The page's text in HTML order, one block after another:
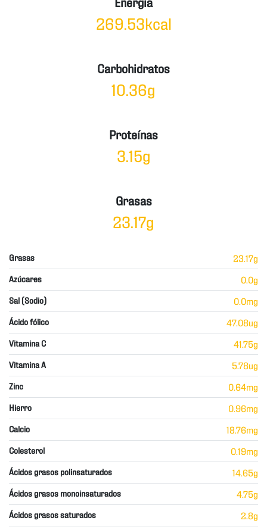
269.53kcal
Carbohidratos
10.36g
Proteínas
3.15g
Grasas
23.17g
Grasas 23.17g
Azúcares 0.0g
Sal (Sodio) 0.0mg
Ácido fólico 47.08ug
Vitamina C 41.75g
Vitamina A 5.78ug
Zinc 0.64mg
Hierro 0.96mg
Calcio 18.76mg
Colesterol 0.19mg
Ácidos grasos polinsaturados 14.65g
Ácidos grasos monoinsaturados 4.75g
Ácidos grasos saturados 2.8g